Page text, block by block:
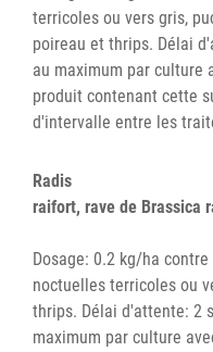
terricoles ou vers gris,
poireau et thrips. Délai
au maximum par culture
produit contenant cette
d'intervalle entre les
Radis
raifort, rave de Brassica
Dosage: 0.2 kg/ha
noctuelles terricoles ou
thrips. Délai d'attente: 2
maximum par culture